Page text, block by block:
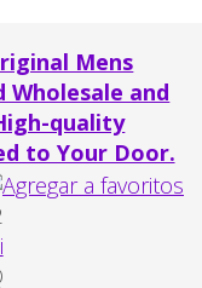
Mens
Wholesale and
quality
to Your Door.